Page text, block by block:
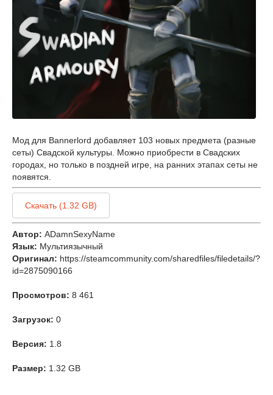
Мод для Bannerlord добавляет 103 новых предмета (разные
сеты) Свадской культуры. Можно приобрести в Свадских
городах, но только в поздней игре, на ранних этапах сеты не
появятся.
Скачать (1.32 GB)
Автор: ADamnSexyName
Язык: Мультиязычный
Оригинал: https://steamcommunity.com/sharedfiles/filedetails/?
id=2875090166
Просмотров: 8 461
Загрузок: 0
Версия: 1.8
Размер: 1.32 GB